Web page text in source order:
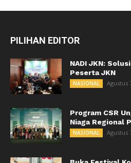
PILIHAN EDITOR
NADI JKN:
Peserta JKN
NASIONAL Agustus
Program CSR
Niaga Regional
NASIONAL Agustus